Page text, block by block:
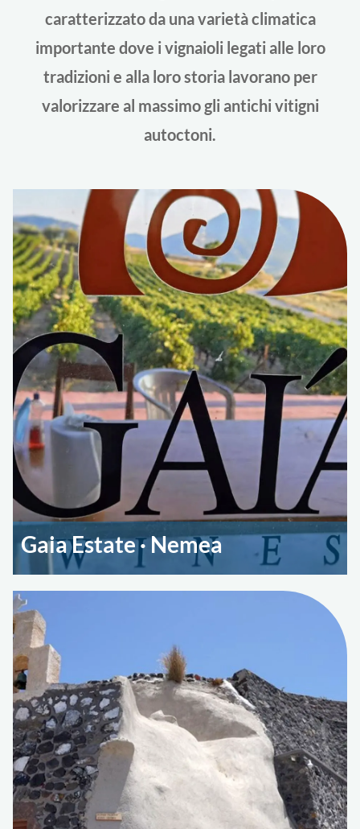
caratterizzato da una varietà climatica
importante dove i vignaioli legati alle loro
tradizioni e alla loro storia lavorano per
valorizzare al massimo gli antichi vitigni
autoctoni.
Gaia Estate · Nemea